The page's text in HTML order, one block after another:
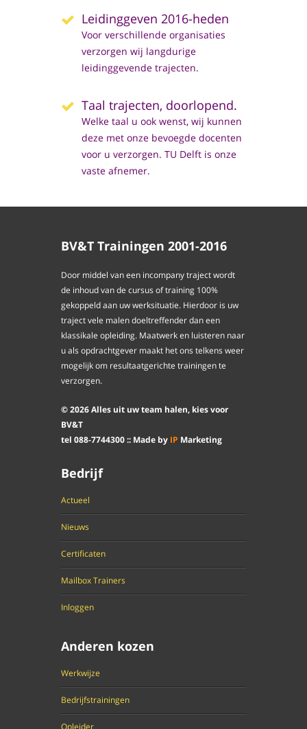
Leidinggeven 2016-heden
Voor verschillende organisaties
verzorgen wij langdurige
leidinggevende trajecten.
Taal trajecten, doorlopend.
Welke taal u ook wenst, wij kunnen
deze met onze bevoegde docenten
voor u verzorgen. TU Delft is onze
vaste afnemer.
BV&T Trainingen 2001-2016
Door middel van een incompany traject wordt
de inhoud van de cursus of training 100%
gekoppeld aan uw werksituatie. Hierdoor is uw
traject vele malen doeltreffender dan een
klassikale opleiding. Maatwerk en luisteren naar
u als opdrachtgever maakt het ons telkens weer
mogelijk om resultaatgerichte trainingen te
verzorgen.
©2026Alles uit uw team halen, kies voor
BV&T
tel 088-7744300:: Made by IP Marketing
Bedrijf
Actueel
Nieuws
Certificaten
Mailbox Trainers
Inloggen
Anderen kozen
Werkwijze
Bedrijfstrainingen
Opleider